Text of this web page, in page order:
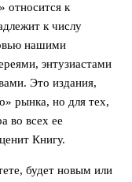
относится к
к числу
нашими
энтузиастами
Это издания,
рынка, но для тех,
во всех ее
Книгу.
будет новым или